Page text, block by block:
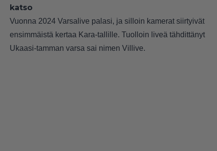
katso
Vuonna 2024 Varsalive palasi, ja silloin kamerat siirtyivät
ensimmäistä kertaa Kara-tallille. Tuolloin liveä tähdittänyt
Ukaasi-tamman varsa sai nimen Villive.